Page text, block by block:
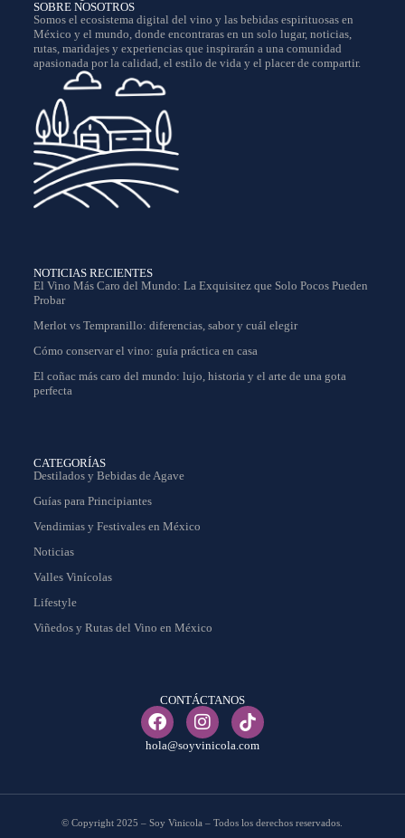
SOBRE NOSOTROS
Somos el ecosistema digital del vino y las bebidas espirituosas en
México y el mundo, donde encontraras en un solo lugar, noticias,
rutas, maridajes y experiencias que inspirarán a una comunidad
apasionada por la calidad, el estilo de vida y el placer de compartir.
NOTICIAS RECIENTES
El Vino Más Caro del Mundo: La Exquisitez que Solo Pocos Pueden
Probar
Merlot vs Tempranillo: diferencias, sabor y cuál elegir
Cómo conservar el vino: guía práctica en casa
El coñac más caro del mundo: lujo, historia y el arte de una gota
perfecta
CATEGORÍAS
Destilados y Bebidas de Agave
Guías para Principiantes
Vendimias y Festivales en México
Noticias
Valles Vinícolas
Lifestyle
Viñedos y Rutas del Vino en México
CONTÁCTANOS
hola@soyvinicola.com
© Copyright 2025 – Soy Vinicola – Todos los derechos reservados.